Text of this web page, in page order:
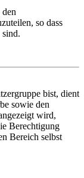
so dass
bist, dient
sowie den
wird,
Berechtigung
Bereich selbst